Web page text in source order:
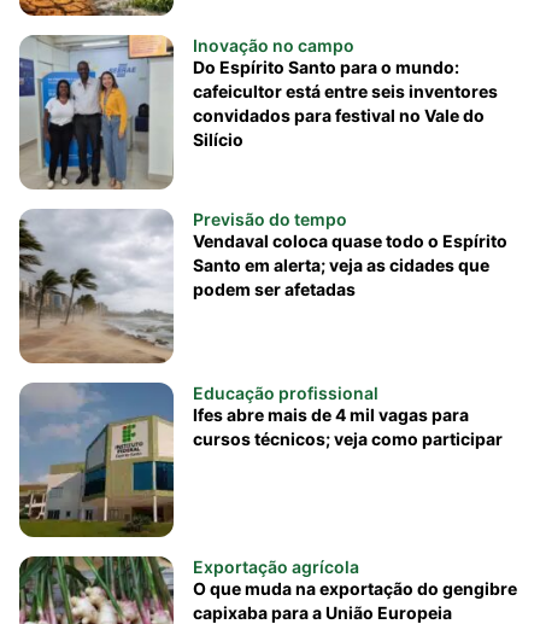
Inovação no campo
Do Espírito Santo para o mundo:
cafeicultor está entre seis inventores
convidados para festival no Vale do
Silício
Previsão do tempo
Vendaval coloca quase todo o Espírito
Santo em alerta; veja as cidades que
podem ser afetadas
Educação profissional
Ifes abre mais de 4 mil vagas para
cursos técnicos; veja como participar
Exportação agrícola
O que muda na exportação do gengibre
capixaba para a União Europeia